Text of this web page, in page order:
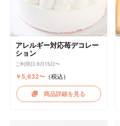
アレルギー対応苺デコレー
ション
ご利用日:8月15日〜
￥5,632〜（税込）
商品詳細を見る